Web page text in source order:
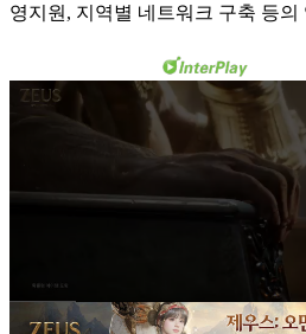
영지원, 지역별 네트워크 구축 등의